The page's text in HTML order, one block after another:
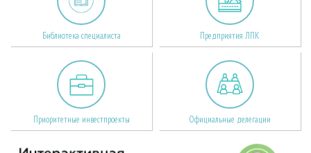
Библиотека специалиста Предприятия ЛПК
Приоритетные инвестпроекты Официальные делегации